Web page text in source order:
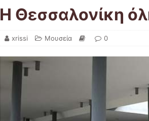
Η Θεσσαλονίκη
xrissi Μουσεία 0